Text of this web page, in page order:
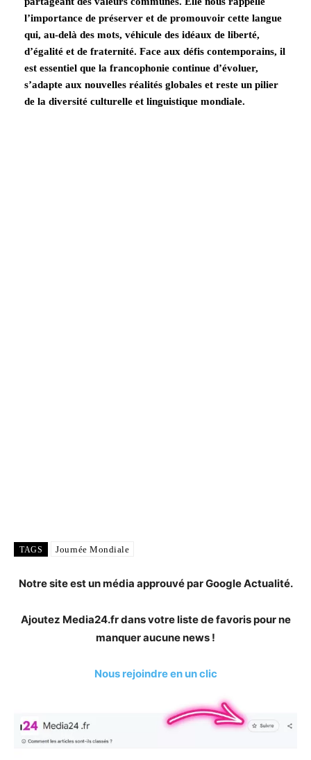
l’importance de préserver et de promouvoir cette langue
qui, au-delà des mots, véhicule des idéaux de liberté,
d’égalité et de fraternité. Face aux défis contemporains, il
est essentiel que la francophonie continue d’évoluer,
s’adapte aux nouvelles réalités globales et reste un pilier
de la diversité culturelle et linguistique mondiale.
TAGS Journée Mondiale
Notre site est un média approuvé par Google Actualité.
Ajoutez Media24.fr dans votre liste de favoris pour ne
manquer aucune news !
Nous rejoindre en un clic